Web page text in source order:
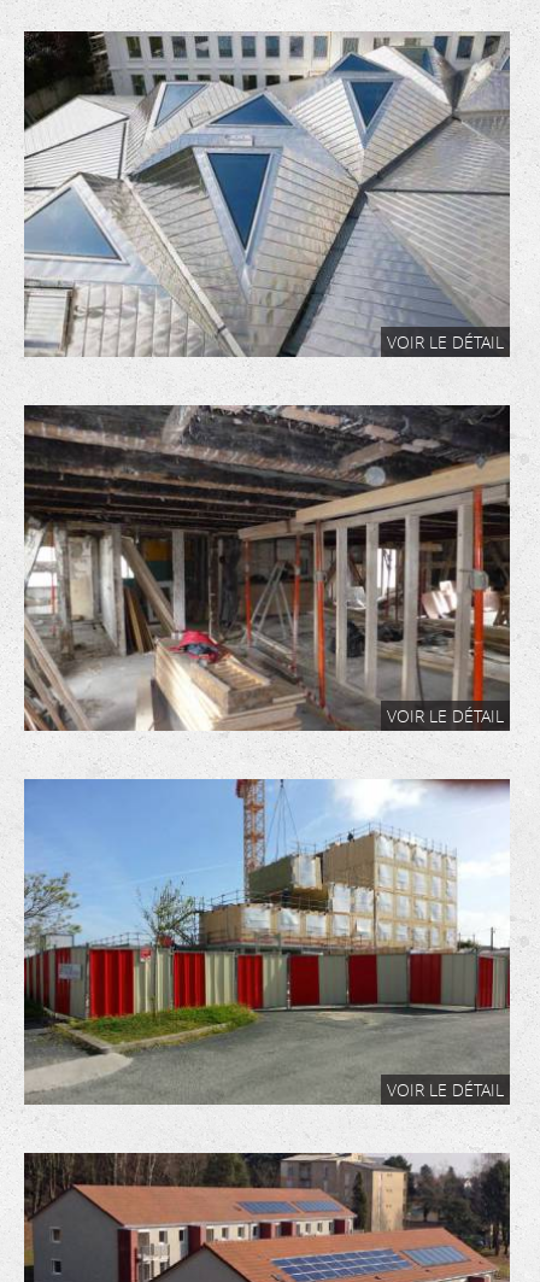
VOIR LE DÉTAIL
VOIR LE DÉTAIL
VOIR LE DÉTAIL